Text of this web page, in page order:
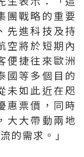
團戰略的重要
先進科技及持
空將於短期內
便捷往來歐洲
國等多個目的
未如此近在咫
惠票價，同時
大大帶動兩地
的需求。」